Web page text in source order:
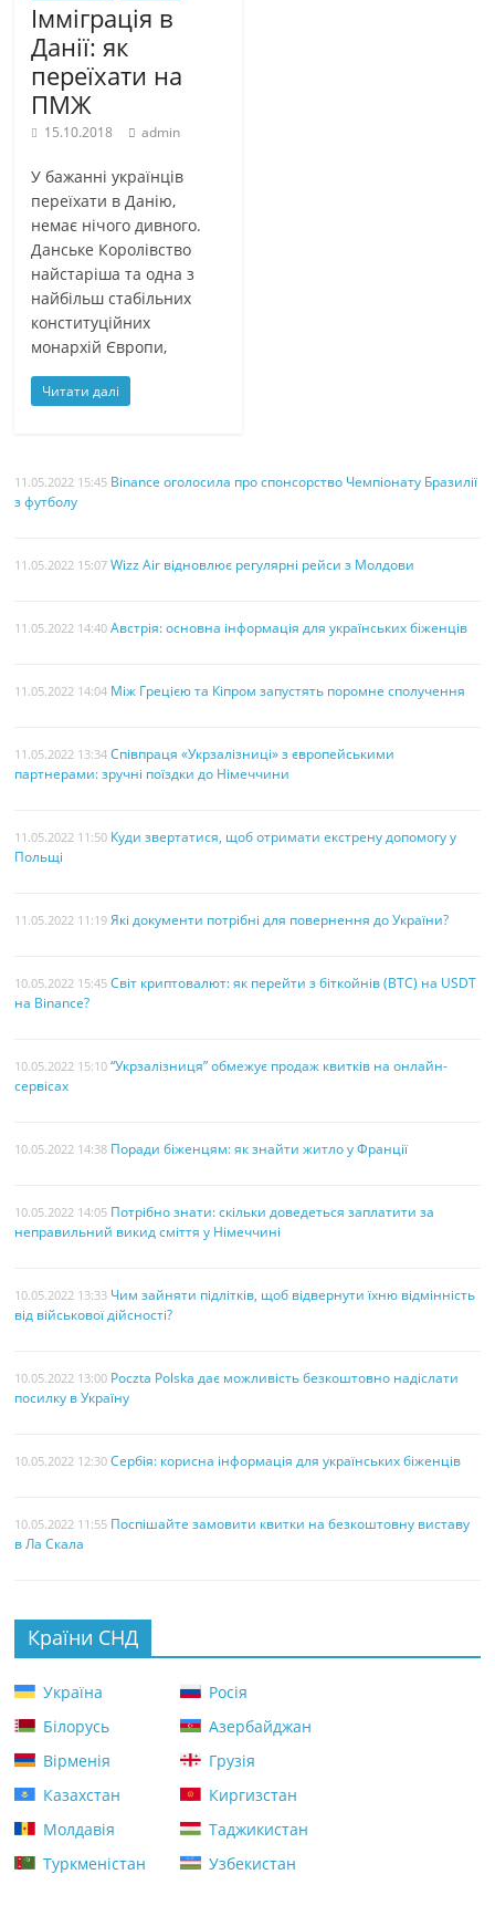
Імміграція в
Данії: як
переїхати на
ПМЖ
15.10.2018 admin
У бажанні українців
переїхати в Данію,
немає нічого дивного.
Данське Королівство
найстаріша та одна з
найбільш стабільних
конституційних
монархій Європи,
Читати далі
11.05.2022 15:45 Binance оголосила про спонсорство Чемпіонату Бразилії
з футболу
11.05.2022 15:07 Wizz Air відновлює регулярні рейси з Молдови
11.05.2022 14:40 Австрія: основна інформація для українських біженців
11.05.2022 14:04 Між Грецією та Кіпром запустять поромне сполучення
11.05.2022 13:34 Співпраця «Укрзалізниці» з європейськими
партнерами: зручні поїздки до Німеччини
11.05.2022 11:50 Куди звертатися, щоб отримати екстрену допомогу у
Польщі
11.05.2022 11:19 Які документи потрібні для повернення до України?
10.05.2022 15:45 Світ криптовалют: як перейти з біткойнів (BTC) на USDT
на Binance?
10.05.2022 15:10 “Укрзалізниця” обмежує продаж квитків на онлайн-
сервісах
10.05.2022 14:38 Поради біженцям: як знайти житло у Франції
10.05.2022 14:05 Потрібно знати: скільки доведеться заплатити за
неправильний викид сміття у Німеччині
10.05.2022 13:33 Чим зайняти підлітків, щоб відвернути їхню відмінність
від військової дійсності?
10.05.2022 13:00 Poczta Polska дає можливість безкоштовно надіслати
посилку в Україну
10.05.2022 12:30 Сербія: корисна інформація для українських біженців
10.05.2022 11:55 Поспішайте замовити квитки на безкоштовну виставу
в Ла Скала
Країни СНД
Україна
Росія
Білорусь
Азербайджан
Вірменія
Грузія
Казахстан
Киргизстан
Молдавія
Таджикистан
Туркменістан
Узбекистан